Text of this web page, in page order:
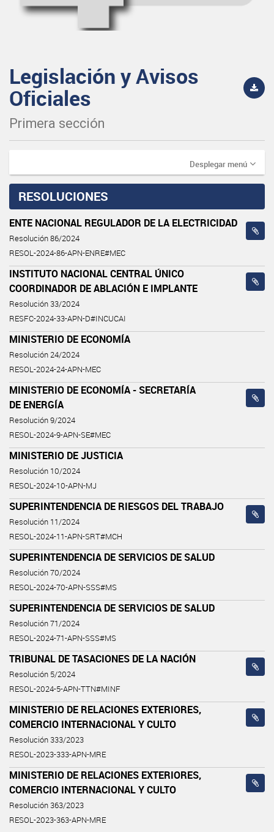
Legislación y Avisos
Oficiales
Primera sección
Desplegar menú
RESOLUCIONES
ENTE NACIONAL REGULADOR DE LA ELECTRICIDAD
Resolución 86/2024
RESOL-2024-86-APN-ENRE#MEC
INSTITUTO NACIONAL CENTRAL ÚNICO
COORDINADOR DE ABLACIÓN E IMPLANTE
Resolución 33/2024
RESFC-2024-33-APN-D#INCUCAI
MINISTERIO DE ECONOMÍA
Resolución 24/2024
RESOL-2024-24-APN-MEC
MINISTERIO DE ECONOMÍA - SECRETARÍA
DE ENERGÍA
Resolución 9/2024
RESOL-2024-9-APN-SE#MEC
MINISTERIO DE JUSTICIA
Resolución 10/2024
RESOL-2024-10-APN-MJ
SUPERINTENDENCIA DE RIESGOS DEL TRABAJO
Resolución 11/2024
RESOL-2024-11-APN-SRT#MCH
SUPERINTENDENCIA DE SERVICIOS DE SALUD
Resolución 70/2024
RESOL-2024-70-APN-SSS#MS
SUPERINTENDENCIA DE SERVICIOS DE SALUD
Resolución 71/2024
RESOL-2024-71-APN-SSS#MS
TRIBUNAL DE TASACIONES DE LA NACIÓN
Resolución 5/2024
RESOL-2024-5-APN-TTN#MINF
MINISTERIO DE RELACIONES EXTERIORES,
COMERCIO INTERNACIONAL Y CULTO
Resolución 333/2023
RESOL-2023-333-APN-MRE
MINISTERIO DE RELACIONES EXTERIORES,
COMERCIO INTERNACIONAL Y CULTO
Resolución 363/2023
RESOL-2023-363-APN-MRE